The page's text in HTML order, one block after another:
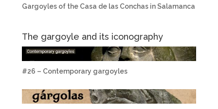
Gargoyles of the Casa de las Conchas in Salamanca
The gargoyle and its iconography
#26 – Contemporary gargoyles